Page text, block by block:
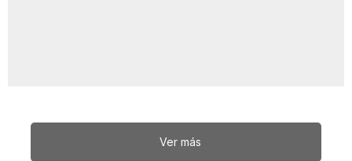
Ver más